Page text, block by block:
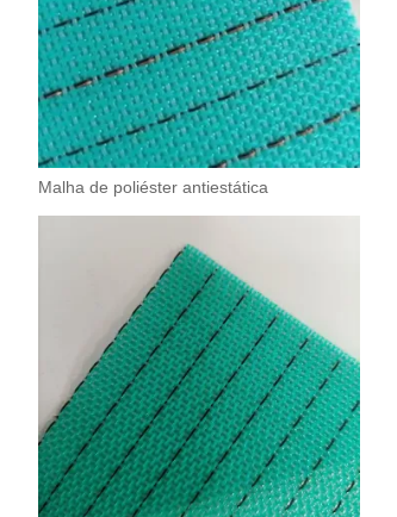
Malha de poliéster antiestática